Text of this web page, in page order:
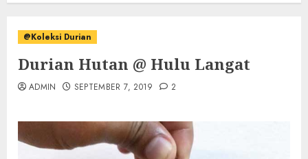
@Koleksi Durian
Durian Hutan @ Hulu Langat
ADMIN SEPTEMBER 7, 2019 2